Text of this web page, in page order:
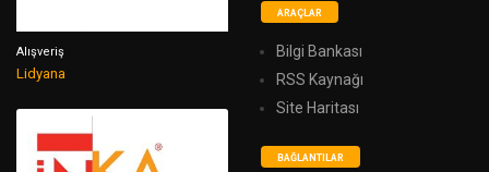
Alışveriş
Lidyana
ARAÇLAR
Bilgi Bankası
RSS Kaynağı
Site Haritası
BAĞLANTILAR